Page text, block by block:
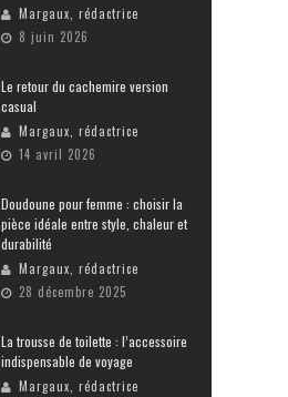
Margaux, rédactrice
8 juin 2026
Le retour du cachemire version
casual
Margaux, rédactrice
14 avril 2026
Doudoune pour femme : choisir la
pièce idéale entre style, chaleur et
durabilité
Margaux, rédactrice
28 décembre 2025
La trousse de toilette : l’accessoire
indispensable de voyage
Margaux, rédactrice